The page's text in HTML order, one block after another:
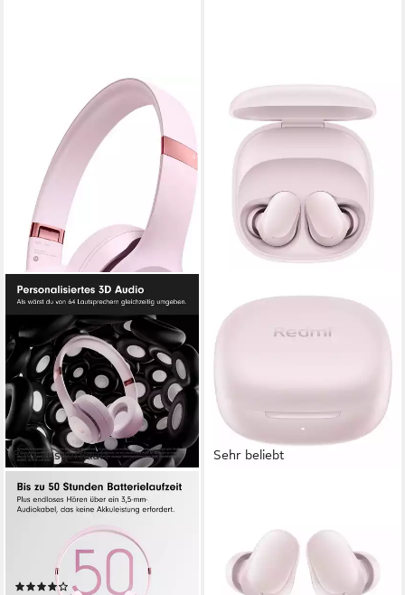
Fast ausverkauft
BEATS BY DR. DRE
Solo 4 On-Ear-Kopfhörer
Bluetooth, kabelgebunden
max. Laufzeit
Sitzart
(25)
Sehr beliebt
Kopfhörer
Bluetooth
0.04 kg
Gewicht
Bluetooth